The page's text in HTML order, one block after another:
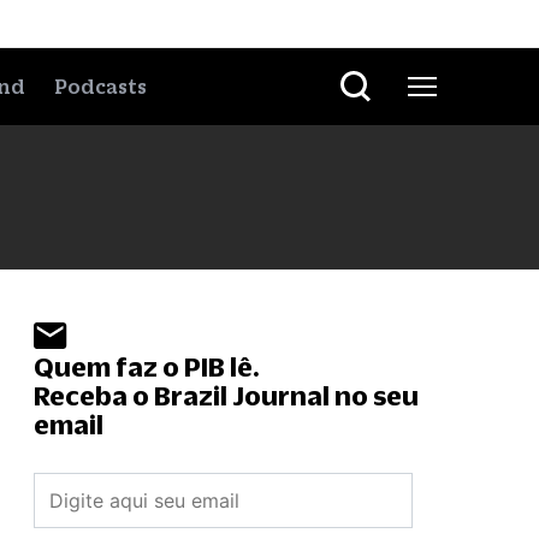
Podcasts
Quem faz o PIB lê.
Receba o Brazil Journal no seu
email